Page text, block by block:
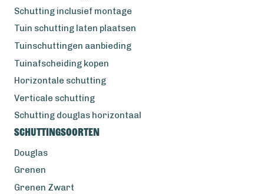
Schutting inclusief montage
Tuin schutting laten plaatsen
Tuinschuttingen aanbieding
Tuinafscheiding kopen
Horizontale schutting
Verticale schutting
Schutting douglas horizontaal
Schuttingsoorten
Douglas
Grenen
Grenen Zwart